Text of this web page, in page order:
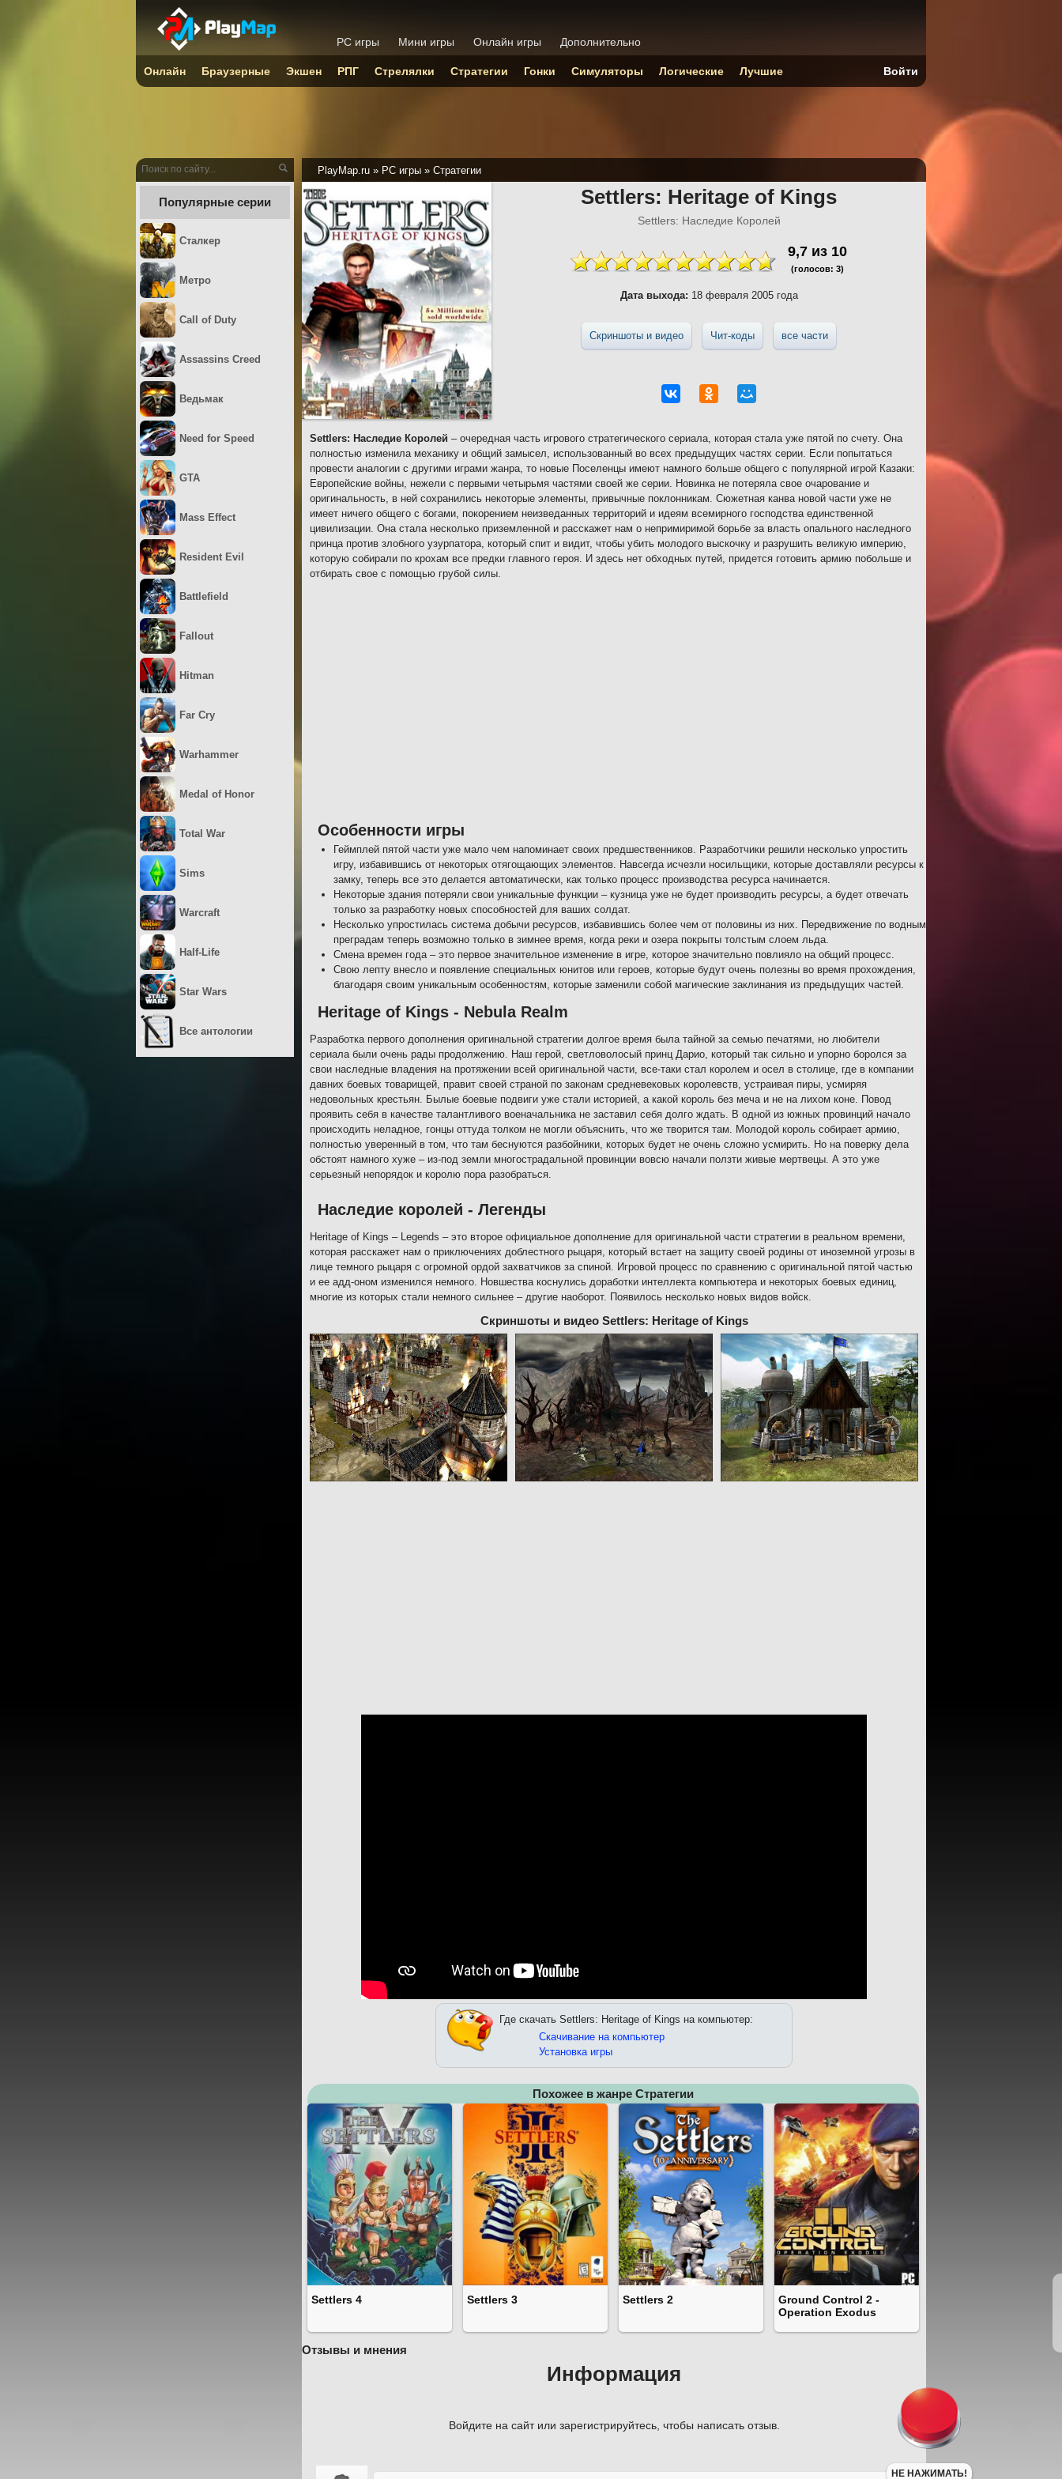
PlayMap.ru » PC игры » Стратегии
Settlers: Heritage of Kings
Settlers: Наследие Королей
9,7 из 10
(голосов: 3)
Дата выхода: 18 февраля 2005 года
Скриншоты и видео Чит-коды все части
Settlers: Наследие Королей – очередная часть игрового стратегического сериала, которая стала уже пятой по счету. Она
полностью изменила механику и общий замысел, использованный во всех предыдущих частях серии. Если попытаться
провести аналогии с другими играми жанра, то новые Поселенцы имеют намного больше общего с популярной игрой Казаки:
Европейские войны, нежели с первыми четырьмя частями своей же серии. Новинка не потеряла свое очарование и
оригинальность, в ней сохранились некоторые элементы, привычные поклонникам. Сюжетная канва новой части уже не
имеет ничего общего с богами, покорением неизведанных территорий и идеям всемирного господства единственной
цивилизации. Она стала несколько приземленной и расскажет нам о непримиримой борьбе за власть опального наследного
принца против злобного узурпатора, который спит и видит, чтобы убить молодого выскочку и разрушить великую империю,
которую собирали по крохам все предки главного героя. И здесь нет обходных путей, придется готовить армию побольше и
отбирать свое с помощью грубой силы.
Особенности игры
Геймплей пятой части уже мало чем напоминает своих предшественников. Разработчики решили несколько упростить
игру, избавившись от некоторых отягощающих элементов. Навсегда исчезли носильщики, которые доставляли ресурсы к
замку, теперь все это делается автоматически, как только процесс производства ресурса начинается.
Некоторые здания потеряли свои уникальные функции – кузница уже не будет производить ресурсы, а будет отвечать
только за разработку новых способностей для ваших солдат.
Несколько упростилась система добычи ресурсов, избавившись более чем от половины из них. Передвижение по водным
преградам теперь возможно только в зимнее время, когда реки и озера покрыты толстым слоем льда.
Смена времен года – это первое значительное изменение в игре, которое значительно повлияло на общий процесс.
Свою лепту внесло и появление специальных юнитов или героев, которые будут очень полезны во время прохождения,
благодаря своим уникальным особенностям, которые заменили собой магические заклинания из предыдущих частей.
Heritage of Kings - Nebula Realm
Разработка первого дополнения оригинальной стратегии долгое время была тайной за семью печатями, но любители
сериала были очень рады продолжению. Наш герой, светловолосый принц Дарио, который так сильно и упорно боролся за
свои наследные владения на протяжении всей оригинальной части, все-таки стал королем и осел в столице, где в компании
давних боевых товарищей, правит своей страной по законам средневековых королевств, устраивая пиры, усмиряя
недовольных крестьян. Былые боевые подвиги уже стали историей, а какой король без меча и не на лихом коне. Повод
проявить себя в качестве талантливого военачальника не заставил себя долго ждать. В одной из южных провинций начало
происходить неладное, гонцы оттуда толком не могли объяснить, что же творится там. Молодой король собирает армию,
полностью уверенный в том, что там беснуются разбойники, которых будет не очень сложно усмирить. Но на поверку дела
обстоят намного хуже – из-под земли многострадальной провинции вовсю начали ползти живые мертвецы. А это уже
серьезный непорядок и королю пора разобраться.
Наследие королей - Легенды
Heritage of Kings – Legends – это второе официальное дополнение для оригинальной части стратегии в реальном времени,
которая расскажет нам о приключениях доблестного рыцаря, который встает на защиту своей родины от иноземной угрозы в
лице темного рыцаря с огромной ордой захватчиков за спиной. Игровой процесс по сравнению с оригинальной пятой частью
и ее адд-оном изменился немного. Новшества коснулись доработки интеллекта компьютера и некоторых боевых единиц,
многие из которых стали немного сильнее – другие наоборот. Появилось несколько новых видов войск.
Скриншоты и видео Settlers: Heritage of Kings
Где скачать Settlers: Heritage of Kings на компьютер:
Скачивание на компьютер
Установка игры
Похожее в жанре Стратегии
Settlers 4 Settlers 3 Settlers 2
Ground Control 2 -
Operation Exodus
Отзывы и мнения
Информация
Войдите на сайт или зарегистрируйтесь, чтобы написать отзыв.
Популярные серии
Сталкер
Метро
Call of Duty
Assassins Creed
Ведьмак
Need for Speed
GTA
Mass Effect
Resident Evil
Battlefield
Fallout
Hitman
Far Cry
Warhammer
Medal of Honor
Total War
Sims
Warcraft
Half-Life
Star Wars
Все антологии
PC игры Мини игры Онлайн игры Дополнительно
Онлайн Браузерные Экшен РПГ Стрелялки Стратегии Гонки Симуляторы Логические Лучшие Войти
НЕ НАЖИМАТЬ!